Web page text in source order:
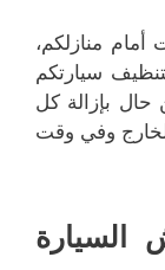
منازلكم،
سيارتكم
حال بإزالة كل
وفي وقت